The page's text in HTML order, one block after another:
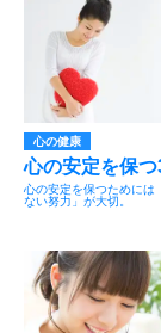
心の健康
心の安定を保
心の安定を保つためには
ない努力」が大切。